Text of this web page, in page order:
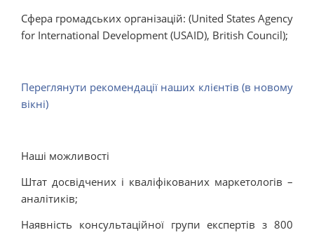
Сфера громадських організацій: (United States Agency
for International Development (USAID), British Council);
Переглянути рекомендації наших клієнтів (в новому
вікні)
Наші можливості
Штат досвідчених і кваліфікованих маркетологів –
аналітиків;
Наявність консультаційної групи експертів з 800